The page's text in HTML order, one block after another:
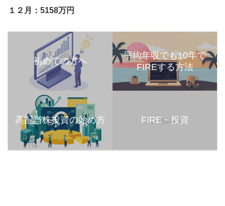
１２月：5158万円
初めての方へ
平均年収でも10年で
FIREする方法
高配当株投資の始め方 FIRE・投資